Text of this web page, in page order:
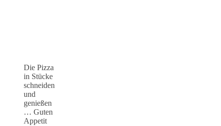
Die Pizza
in Stücke
schneiden
und
genießen
… Guten
Appetit